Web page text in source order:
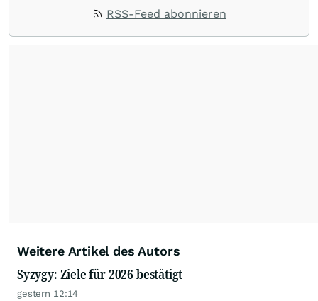
Berichterstattung von AKTIEN-GLOBAL reicht
RSS-Feed abonnieren
Weitere Artikel des Autors
Syzygy: Ziele für 2026 bestätigt
gestern 12:14